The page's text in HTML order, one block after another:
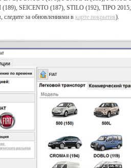
SEICENTO (187), STILO (192), TIPO
следите за обновлениями в карте покрытия).